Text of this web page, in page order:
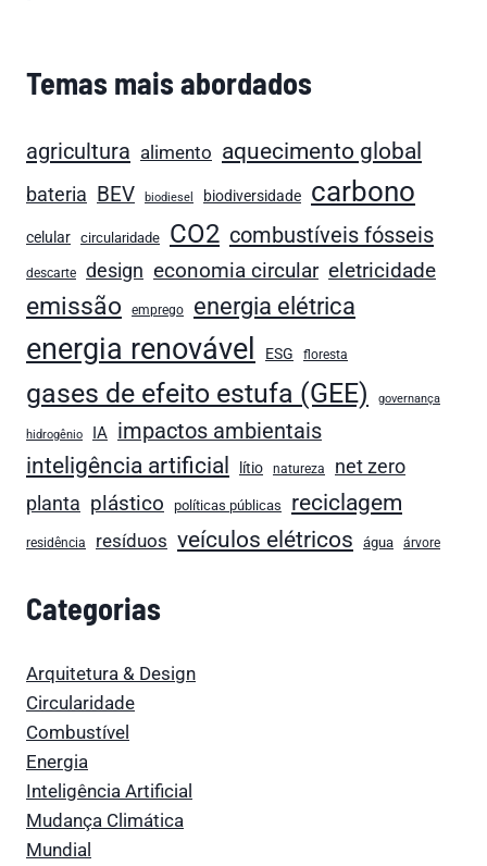
Temas mais abordados
agricultura alimento aquecimento global
bateria BEV biodiesel biodiversidade carbono
celular circularidade CO2 combustíveis fósseis
descarte design economia circular eletricidade
emissão emprego energia elétrica
energia renovável ESG floresta
gases de efeito estufa (GEE) governança
hidrogênio IA impactos ambientais
inteligência artificial lítio natureza
net zero
planta plástico políticas públicas reciclagem
residência resíduos veículos elétricos água árvore
Categorias
Arquitetura & Design
Circularidade
Combustível
Energia
Inteligência Artificial
Mudança Climática
Mundial